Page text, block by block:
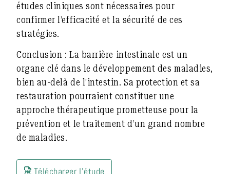
études cliniques sont nécessaires pour
confirmer l’efficacité et la sécurité de ces
stratégies.
Conclusion : La barrière intestinale est un
organe clé dans le développement des maladies,
bien au-delà de l’intestin. Sa protection et sa
restauration pourraient constituer une
approche thérapeutique prometteuse pour la
prévention et le traitement d’un grand nombre
de maladies.
Télécharger l'étude